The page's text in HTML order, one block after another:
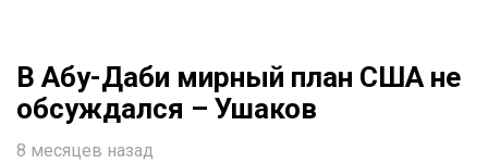
В Абу-Даби мирный план США не
обсуждался – Ушаков
8 месяцев назад